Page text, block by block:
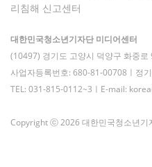
리침해 신고센터
대한민국청소년기자단 미디어센터
(10497) 경기도 고양시 덕양구 화중로
사업자등록번호: 680-81-00708ㅣ정
TEL: 031-815-0112~3ㅣE-mail:
Copyright ⓒ 2026 대한민국청소년기